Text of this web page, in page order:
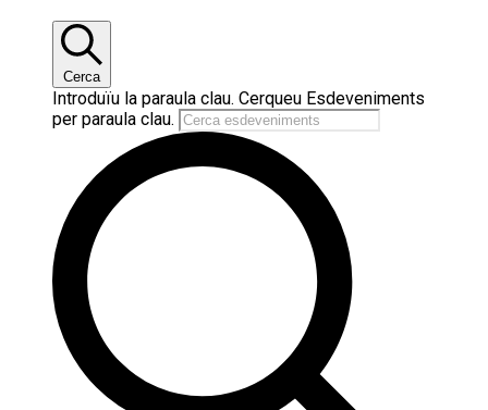
Cerca
Introduïu la paraula clau. Cerqueu Esdeveniments
per paraula clau.